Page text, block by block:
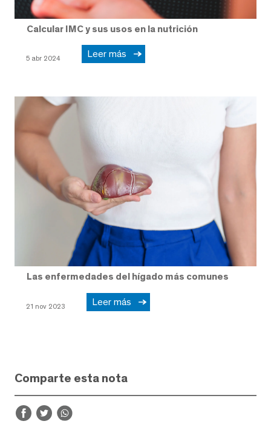
Calcular IMC y sus usos en la nutrición
5 abr 2024 Leer más
Las enfermedades del hígado más comunes
21 nov 2023 Leer más
Comparte esta nota